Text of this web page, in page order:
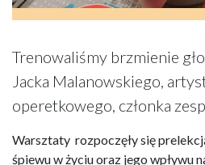
Trenowaliśmy brzmienie
Jacka Malanowskiego,
operetkowego, członka
Warsztaty rozpoczęły się
śpiewu w życiu oraz jego wpływu